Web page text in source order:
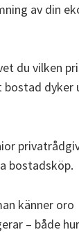
av din
du vilken
dyker
bostadsköp.
känner oro
– både hur